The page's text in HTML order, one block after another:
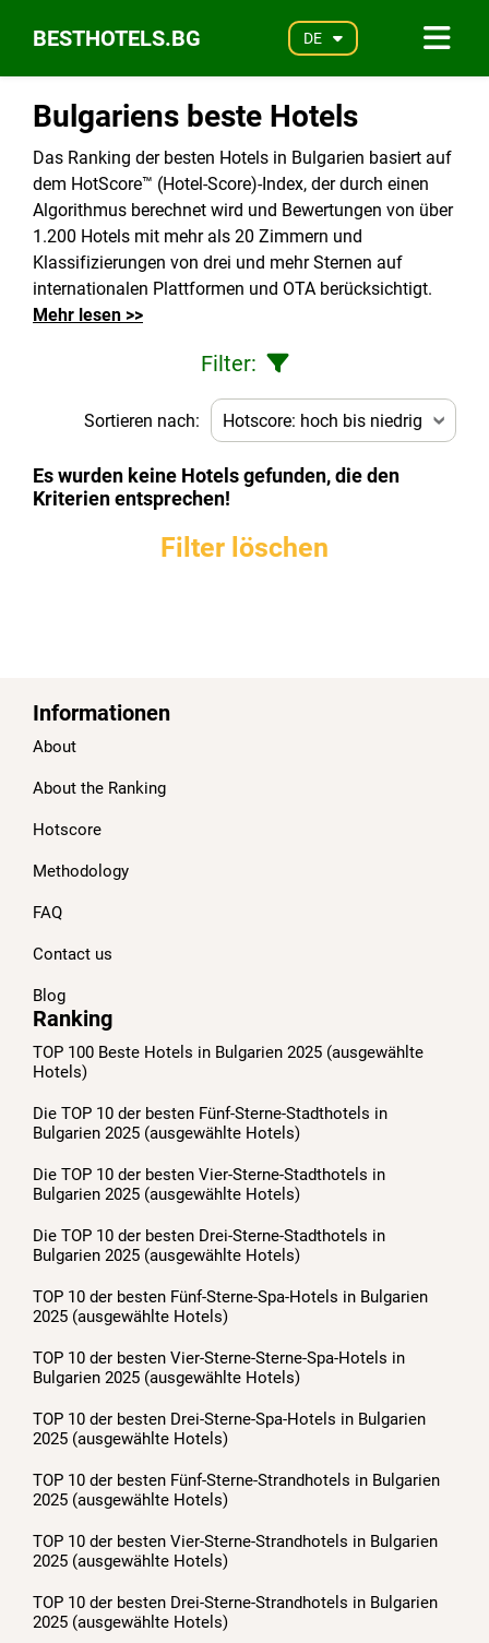
BESTHOTELS.BG DE
Bulgariens beste Hotels
Das Ranking der besten Hotels in Bulgarien basiert auf
dem HotScore™ (Hotel-Score)-Index, der durch einen
Algorithmus berechnet wird und Bewertungen von über
1.200 Hotels mit mehr als 20 Zimmern und
Klassifizierungen von drei und mehr Sternen auf
internationalen Plattformen und OTA berücksichtigt.
Mehr lesen >>
Filter:
Sortieren nach:
Es wurden keine Hotels gefunden, die den
Kriterien entsprechen!
Filter löschen
Informationen
About
About the Ranking
Hotscore
Methodology
FAQ
Contact us
Blog
Ranking
TOP 100 Beste Hotels in Bulgarien 2025 (ausgewählte
Hotels)
Die TOP 10 der besten Fünf-Sterne-Stadthotels in
Bulgarien 2025 (ausgewählte Hotels)
Die TOP 10 der besten Vier-Sterne-Stadthotels in
Bulgarien 2025 (ausgewählte Hotels)
Die TOP 10 der besten Drei-Sterne-Stadthotels in
Bulgarien 2025 (ausgewählte Hotels)
TOP 10 der besten Fünf-Sterne-Spa-Hotels in Bulgarien
2025 (ausgewählte Hotels)
TOP 10 der besten Vier-Sterne-Sterne-Spa-Hotels in
Bulgarien 2025 (ausgewählte Hotels)
TOP 10 der besten Drei-Sterne-Spa-Hotels in Bulgarien
2025 (ausgewählte Hotels)
TOP 10 der besten Fünf-Sterne-Strandhotels in Bulgarien
2025 (ausgewählte Hotels)
TOP 10 der besten Vier-Sterne-Strandhotels in Bulgarien
2025 (ausgewählte Hotels)
TOP 10 der besten Drei-Sterne-Strandhotels in Bulgarien
2025 (ausgewählte Hotels)